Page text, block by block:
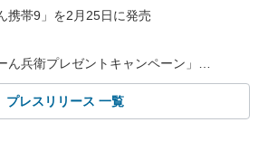
携帯9」を2月25日に発売
ん兵衛プレゼントキャンペーン」…
プレスリリース 一覧